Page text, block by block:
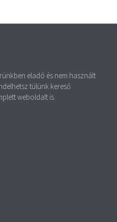
eladó és nem használt
tülünk kereső
weboldalt is.